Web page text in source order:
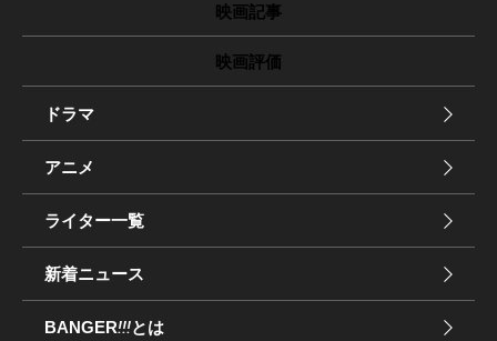
映画記事
映画評価
ドラマ
アニメ
ライター一覧
新着ニュース
BANGER!!!とは